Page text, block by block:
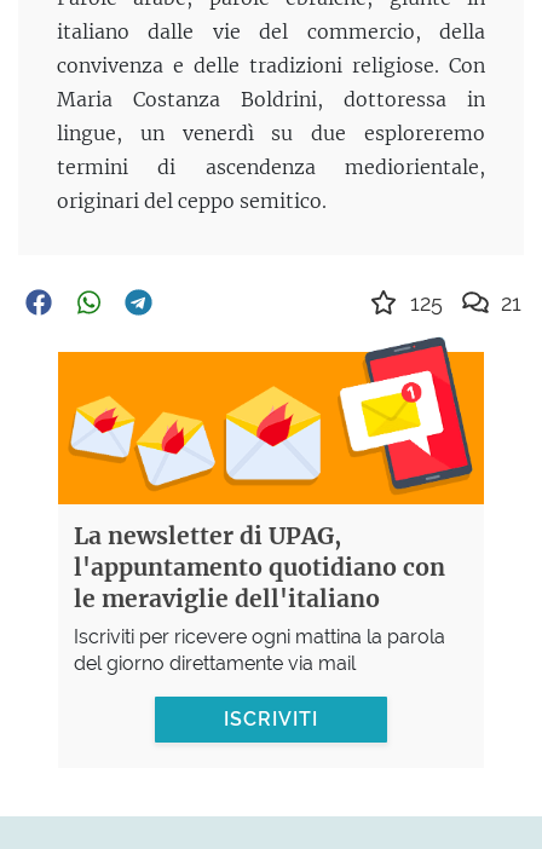
italiano dalle vie del commercio, della
convivenza e delle tradizioni religiose. Con
Maria Costanza Boldrini, dottoressa in
lingue, un venerdì su due esploreremo
termini di ascendenza mediorientale,
originari del ceppo semitico.
125 21
La newsletter di UPAG,
l'appuntamento quotidiano con
le meraviglie dell'italiano
Iscriviti per ricevere ogni mattina la parola
del giorno direttamente via mail
ISCRIVITI